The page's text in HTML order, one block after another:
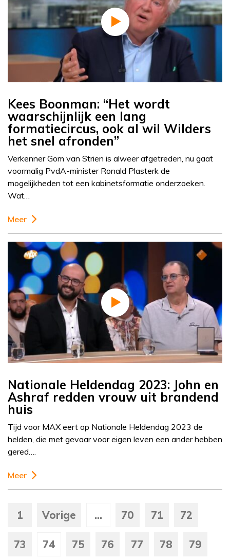
Kees Boonman: “Het wordt
waarschijnlijk een lang
formatiecircus, ook al wil Wilders
het snel afronden”
Verkenner Gom van Strien is alweer afgetreden, nu gaat
voormalig PvdA-minister Ronald Plasterk de
mogelijkheden tot een kabinetsformatie onderzoeken.
Wat…
Meer
Nationale Heldendag 2023: John en
Ashraf redden vrouw uit brandend
huis
Tijd voor MAX eert op Nationale Heldendag 2023 de
helden, die met gevaar voor eigen leven een ander hebben
gered….
Meer
1 Vorige ... 70 71 72
73 74 75 76 77 78 79